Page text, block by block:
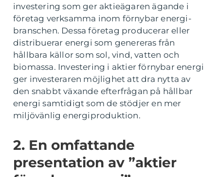
investering som ger aktieägaren ägande i
företag verksamma inom förnybar energi-
branschen. Dessa företag producerar eller
distribuerar energi som genereras från
hållbara källor som sol, vind, vatten och
biomassa. Investering i aktier förnybar energi
ger investeraren möjlighet att dra nytta av
den snabbt växande efterfrågan på hållbar
energi samtidigt som de stödjer en mer
miljövänlig energiproduktion.
2. En omfattande
presentation av ”aktier